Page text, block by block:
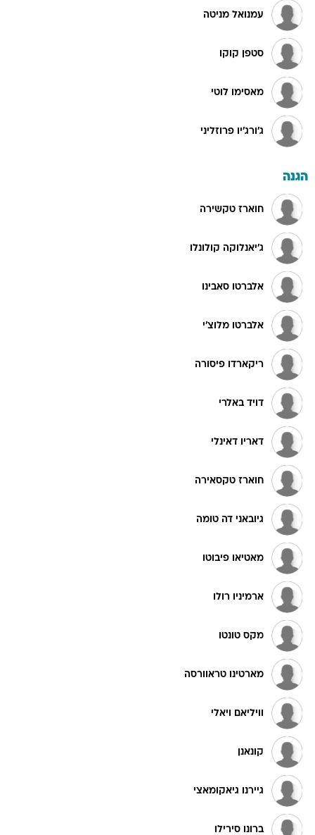
עמנואל מניטה
סטפן קוקו
מאסימו לוטי
ג'ורג'יו פרוזליני
הגנה
חוארז טקשירה
ג'יאנלוקה קולונלו
אלברטו סאבינו
אלברטו מלוצ'י
ריקארדו פיסורה
דויד באלרי
דאריו דאינלי
חוארז טקסאירה
גיובאני דה טומה
מאטיאו פיבוטו
ארמיניו רולו
מקס טונטו
מארטינו טראוורסה
וויליאם ויאלי
קונאנן
גיירנו גיאקומאצי
ברונו סירילו